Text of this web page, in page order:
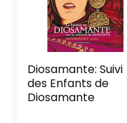
Diosamante: Suivi
des Enfants de
Diosamante